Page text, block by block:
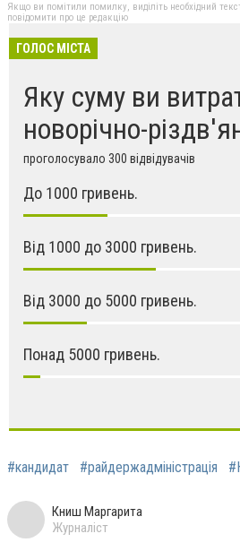
Якщо ви помітили помилку, виділіть необхідний
повідомити про це редакцію
ГОЛОС МІСТА
Яку суму ви
новорічно-
проголосувало 300 відвідувачів
До 1000 гривень.
Від 1000 до 3000 гривень.
Від 3000 до 5000 гривень.
Понад 5000 гривень.
#кандидат #райдержадміністрація
Книш Маргарита
Журналіст